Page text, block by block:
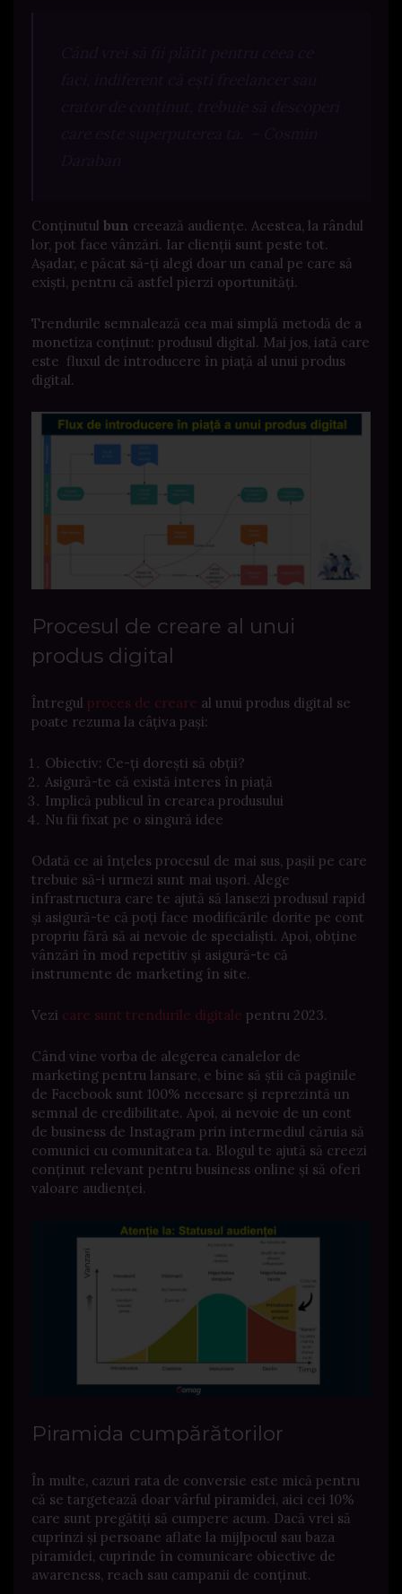
Conținutul bun creează audiențe. Acestea, la rândul
lor, pot face vânzări. Iar clienții sunt peste tot.
Așadar, e păcat să-ți alegi doar un canal pe care să
exiști, pentru că astfel pierzi oportunități.
Trendurile semnalează cea mai simplă metodă de a
monetiza conținut: produsul digital. Mai jos, iată care
este fluxul de introducere în piață al unui produs
digital.
Procesul de creare al unui
produs digital
Întregul proces de creare al unui produs digital se
poate rezuma la câțiva pași:
Obiectiv: Ce-ți dorești să obții?
Asigură-te că există interes în piață
Implică publicul în crearea produsului
Nu fii fixat pe o singură idee
Odată ce ai înțeles procesul de mai sus, pașii pe care
trebuie să-i urmezi sunt mai ușori. Alege
infrastructura care te ajută să lansezi produsul rapid
și asigură-te că poți face modificările dorite pe cont
propriu fără să ai nevoie de specialiști. Apoi, obține
vânzări în mod repetitiv și asigură-te că
instrumente de marketing în site.
Vezi care sunt trendurile digitale pentru 2023.
Când vine vorba de alegerea canalelor de
marketing pentru lansare, e bine să știi că paginile
de Facebook sunt 100% necesare și reprezintă un
semnal de credibilitate. Apoi, ai nevoie de un cont
de business de Instagram prin intermediul căruia să
comunici cu comunitatea ta. Blogul te ajută să creezi
conținut relevant pentru business online și să oferi
valoare audienței.
Piramida cumpărătorilor
În multe, cazuri rata de conversie este mică pentru
că se targetează doar vârful piramidei, aici cei 10%
care sunt pregătiți să cumpere acum. Dacă vrei să
cuprinzi și persoane aflate la mijlpocul sau baza
piramidei, cuprinde în comunicare obiective de
awareness, reach sau campanii de conținut.